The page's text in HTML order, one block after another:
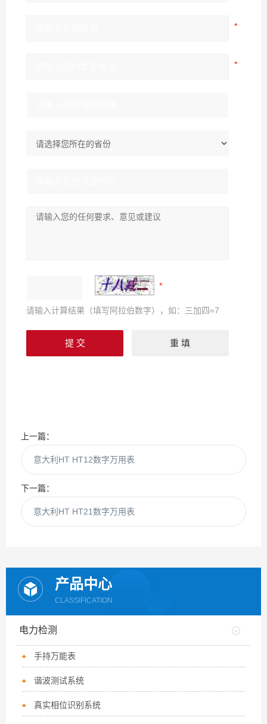
请输入计算结果（填写阿拉伯数字），如：三加四=7
上一篇：
意大利HT HT12数字万用表
下一篇：
意大利HT HT21数字万用表
产品中心
CLASSIFICATION
电力检测
手持万能表
谐波测试系统
真实相位识别系统